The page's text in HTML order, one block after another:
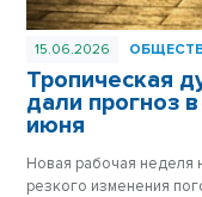
15.06.2026
Тропическая
дали прогноз
июня
Новая рабочая неделя
резкого изменения